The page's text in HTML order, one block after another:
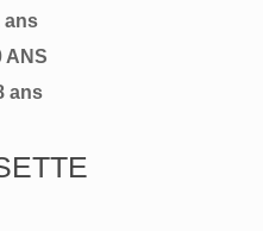
ans
ANS
ans